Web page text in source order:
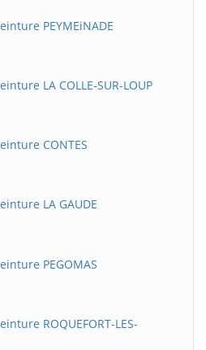
PEYMEiNADE
LA COLLE-SUR-LOUP
CONTES
LA GAUDE
PEGOMAS
ROQUEFORT-LES-